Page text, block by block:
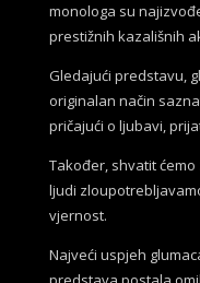
monologa su
prestižnih kazališnih
Gledajući predstavu,
originalan način
pričajući o ljubavi,
Također, shvatit
ljudi
vjernost.
Najveći uspjeh